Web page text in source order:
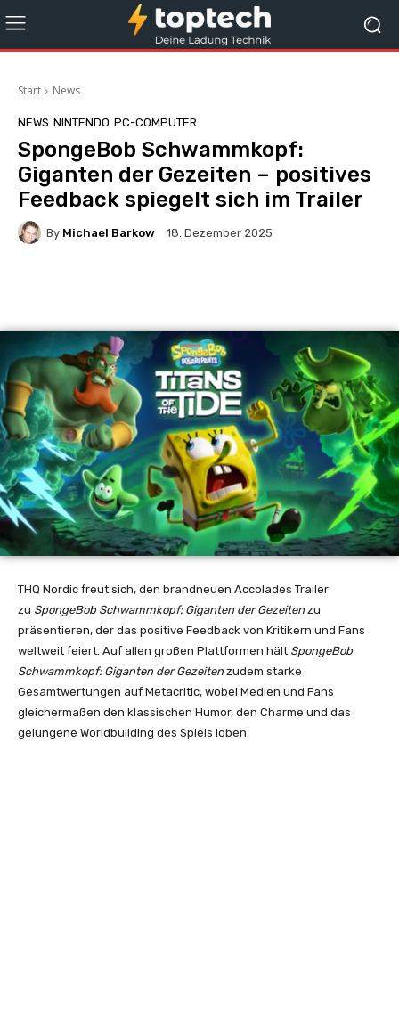
Start News
NEWS NINTENDO PC-COMPUTER
SpongeBob Schwammkopf:
Giganten der Gezeiten – positives
Feedback spiegelt sich im Trailer
By Michael Barkow 18. Dezember 2025
THQ Nordic freut sich, den brandneuen Accolades Trailer
zu SpongeBob Schwammkopf: Giganten der Gezeiten zu
präsentieren, der das positive Feedback von Kritikern und Fans
weltweit feiert. Auf allen großen Plattformen hält SpongeBob
Schwammkopf: Giganten der Gezeiten zudem starke
Gesamtwertungen auf Metacritic, wobei Medien und Fans
gleichermaßen den klassischen Humor, den Charme und das
gelungene Worldbuilding des Spiels loben.